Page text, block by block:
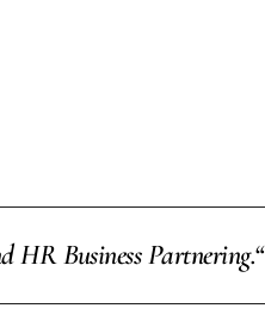
Business Partnering.“